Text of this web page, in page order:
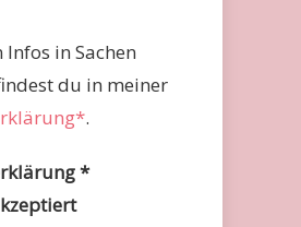
in Sachen
du in meiner
.
*